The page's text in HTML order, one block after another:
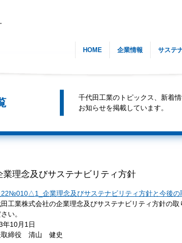
HOME 企業情報 サステ
千代田工業のトピックス、新着
お知らせを掲載しています。
業理念及びサステナビリティ方針
22№010△1_企業理念及びサステナビリティ方針と今後の
工業株式会社の企業理念及びサステナビリティ方針の
い。
年10月1日
取締役 清山 健史